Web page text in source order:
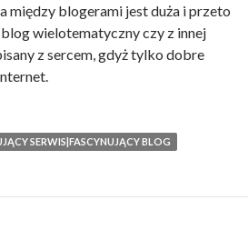
między blogerami jest duża i przeto
wielotematyczny czy z innej
z sercem, gdyż tylko dobre
SERWIS|FASCYNUJĄCY BLOG